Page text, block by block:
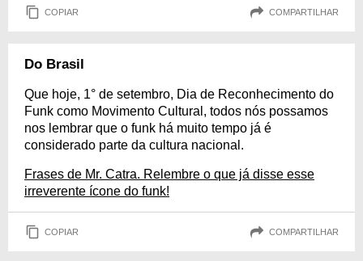
COPIAR COMPARTILHAR
Do Brasil
Que hoje, 1° de setembro, Dia de Reconhecimento do
Funk como Movimento Cultural, todos nós possamos
nos lembrar que o funk há muito tempo já é
considerado parte da cultura nacional.
Frases de Mr. Catra. Relembre o que já disse esse
irreverente ícone do funk!
COPIAR COMPARTILHAR